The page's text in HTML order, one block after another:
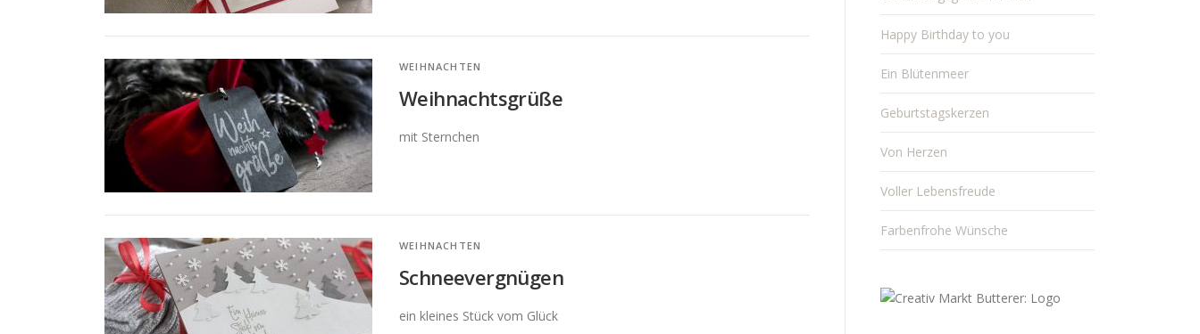
WEIHNACHTEN
Weihnachtsgrüße
mit Sternchen
WEIHNACHTEN
Schneevergnügen
ein kleines Stück vom Glück
Happy Birthday to you
Ein Blütenmeer
Geburtstagskerzen
Von Herzen
Voller Lebensfreude
Farbenfrohe Wünsche